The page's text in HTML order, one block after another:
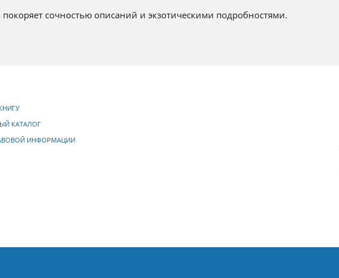
покоряет сочностью описаний и экзотическими подробностями.
КАТАЛОГ
ИНФОРМАЦИИ